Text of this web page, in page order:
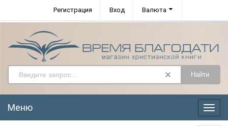
Регистрация Вход Валюта
Найти
Меню
Меню